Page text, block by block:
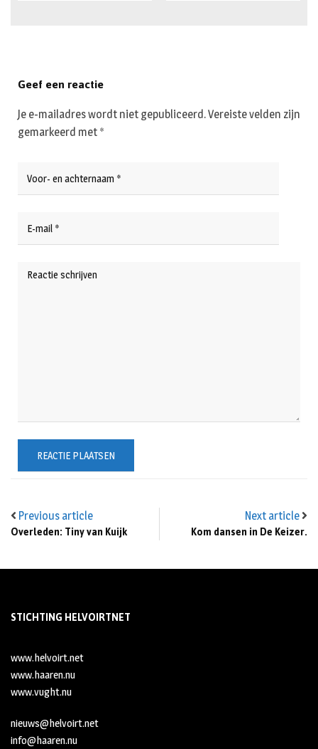
Previous article
Overleden: Tiny van Kuijk
Next article
Kom dansen in De Keizer.
Geef een reactie
Je e-mailadres wordt niet gepubliceerd.Vereiste velden zijn
gemarkeerd met *
STICHTING HELVOIRTNET
www.helvoirt.net
www.haaren.nu
www.vught.nu
nieuws@helvoirt.net
info@haaren.nu